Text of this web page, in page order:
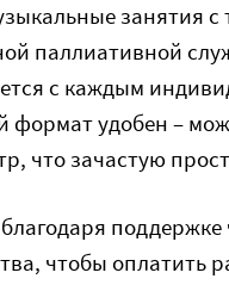
занятия
паллиативной
с каждым
формат удобен –
что зачастую
чтобы оплатить